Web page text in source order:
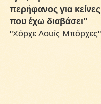
περήφανος για κείνες
που έχω διαβάσει"
"Χόρχε Λουίς Μπόρχες"